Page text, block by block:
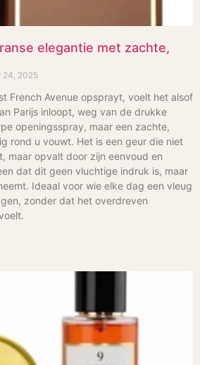
elegantie met zachte,
24, 2025
French Avenue opsprayt, voelt het alsof
Parijs inloopt, weg van de drukke
openingsspray, maar een zachte,
rond u vouwt. Het is een geur die niet
maar opvalt door zijn eenvoud en
dat dit geen vluchtige indruk is, maar
Ideaal voor wie elke dag een vleug
zonder dat het overdreven